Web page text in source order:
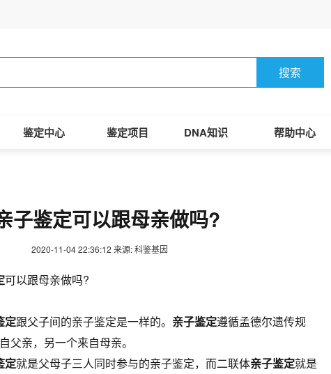
搜索
鉴定中心 鉴定项目 DNA知识 帮助中心
子鉴定可以跟母亲做吗?
2020-11-04 22:36:12 来源: 科鉴基因
可以跟母亲做吗?
定跟父子间的亲子鉴定是一样的。 亲子鉴定遵循孟德尔遗传规
父亲，另一个来自母亲。
定就是父母子三人同时参与的亲子鉴定，而二联体亲子鉴定就是